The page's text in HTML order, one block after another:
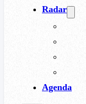
Radar
Agenda